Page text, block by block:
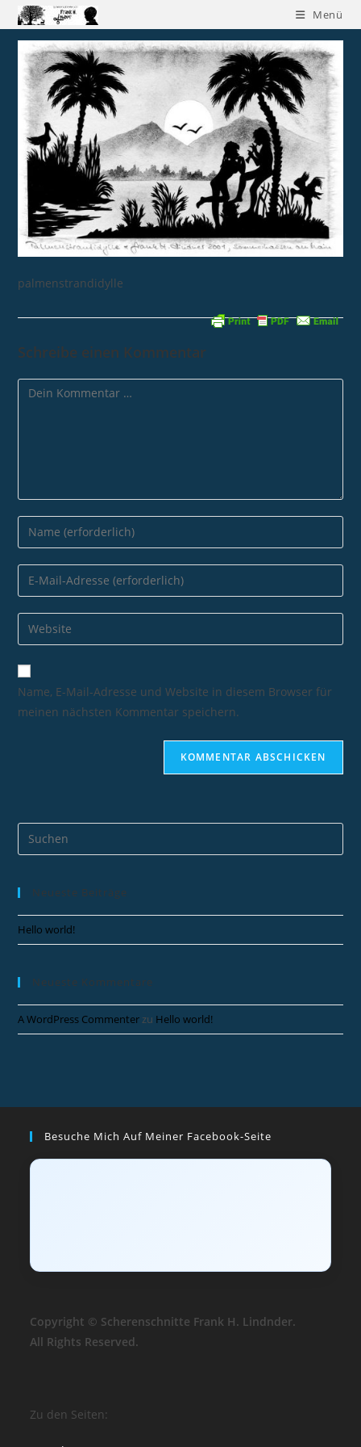
Menü
palmenstrandidylle
Schreibe einen Kommentar
Name, E-Mail-Adresse und Website in diesem Browser für
meinen nächsten Kommentar speichern.
Neueste Beiträge
Hello world!
Neueste Kommentare
A WordPress Commenterzu Hello world!
Besuche Mich Auf Meiner Facebook-Seite
Copyright © Scherenschnitte Frank H. Lindnder.
All Rights Reserved.
Zu den Seiten: